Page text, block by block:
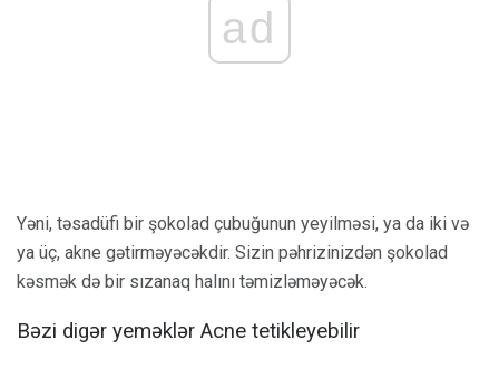
ad
Yəni, təsadüfi bir şokolad çubuğunun yeyilməsi, ya da iki və
ya üç, akne gətirməyəcəkdir. Sizin pəhrizinizdən şokolad
kəsmək də bir sızanaq halını təmizləməyəcək.
Bəzi digər yeməklər Acne tetikleyebilir